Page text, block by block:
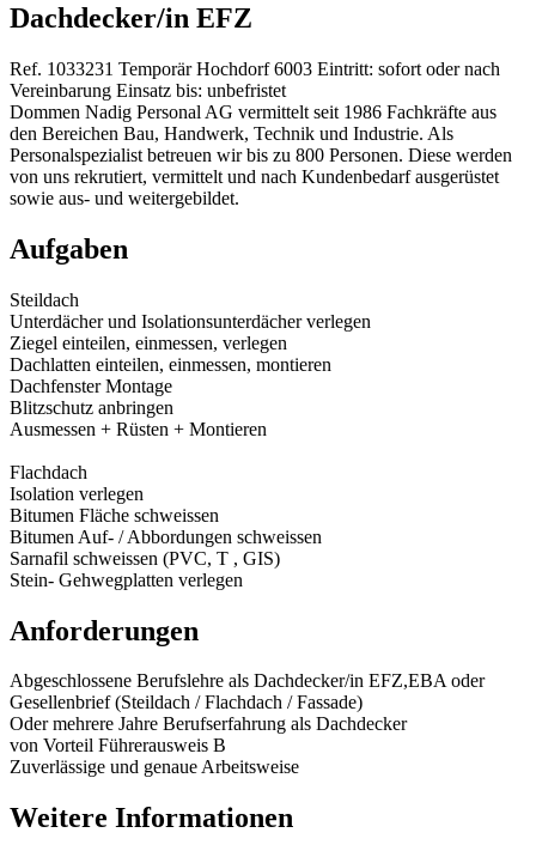
Dachdecker/in EFZ
Ref. 1033231 Temporär Hochdorf 6003 Eintritt: sofort oder nach
Vereinbarung Einsatz bis: unbefristet
Dommen Nadig Personal AG vermittelt seit 1986 Fachkräfte aus
den Bereichen Bau, Handwerk, Technik und Industrie. Als
Personalspezialist betreuen wir bis zu 800 Personen. Diese werden
von uns rekrutiert, vermittelt und nach Kundenbedarf ausgerüstet
sowie aus- und weitergebildet.
Aufgaben
Steildach
Unterdächer und Isolationsunterdächer verlegen
Ziegel einteilen, einmessen, verlegen
Dachlatten einteilen, einmessen, montieren
Dachfenster Montage
Blitzschutz anbringen
Ausmessen + Rüsten + Montieren
Flachdach
Isolation verlegen
Bitumen Fläche schweissen
Bitumen Auf- / Abbordungen schweissen
Sarnafil schweissen (PVC, T , GIS)
Stein- Gehwegplatten verlegen
Anforderungen
Abgeschlossene Berufslehre als Dachdecker/in EFZ,EBA oder
Gesellenbrief (Steildach / Flachdach / Fassade)
Oder mehrere Jahre Berufserfahrung als Dachdecker
von Vorteil Führerausweis B
Zuverlässige und genaue Arbeitsweise
Weitere Informationen